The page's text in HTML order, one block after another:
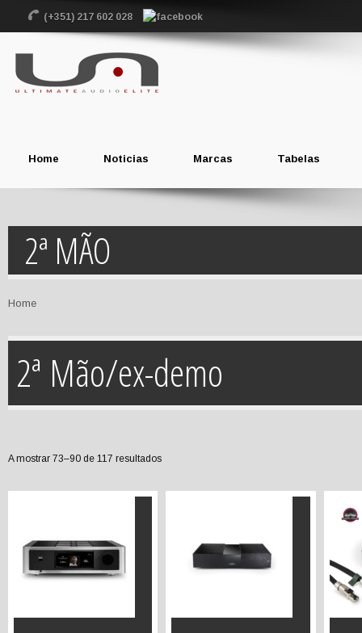
(+351) 217 602 028
Home Noticias Marcas Tabelas
2ª MÃO
Home
2ª Mão/ex-demo
A mostrar 73–90 de 117 resultados